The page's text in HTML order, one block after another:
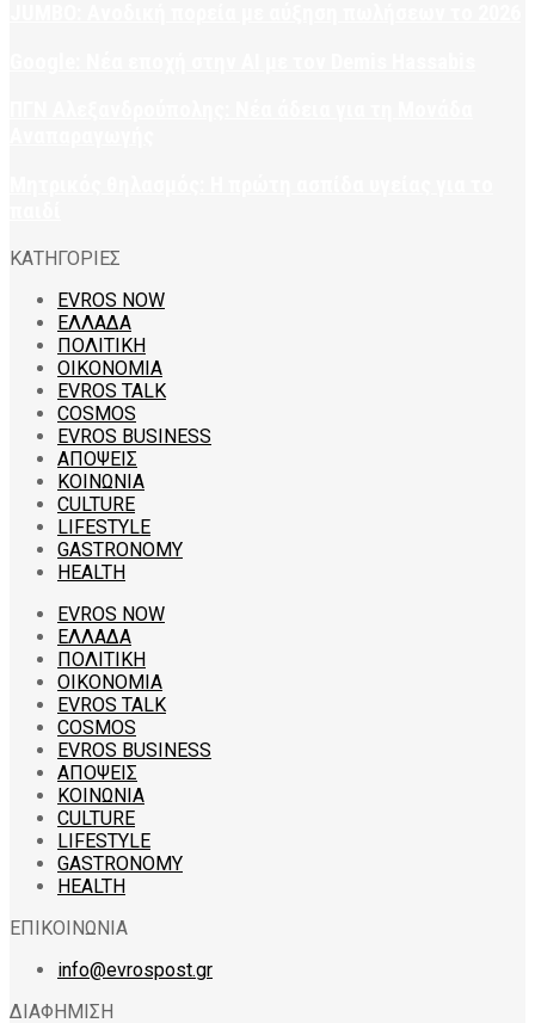
ΚΑΤΗΓΟΡΙΕΣ
EVROS NOW
ΕΛΛΑΔΑ
ΠΟΛΙΤΙΚΗ
ΟΙΚΟΝΟΜΙΑ
EVROS TALK
COSMOS
EVROS BUSINESS
ΑΠΟΨΕΙΣ
ΚΟΙΝΩΝΙΑ
CULTURE
LIFESTYLE
GASTRONOMY
HEALTH
EVROS NOW
ΕΛΛΑΔΑ
ΠΟΛΙΤΙΚΗ
ΟΙΚΟΝΟΜΙΑ
EVROS TALK
COSMOS
EVROS BUSINESS
ΑΠΟΨΕΙΣ
ΚΟΙΝΩΝΙΑ
CULTURE
LIFESTYLE
GASTRONOMY
HEALTH
ΕΠΙΚΟΙΝΩΝΙΑ
info@evrospost.gr
ΔΙΑΦΗΜΙΣΗ